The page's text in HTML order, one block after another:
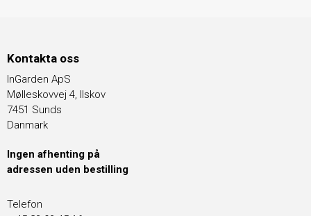
Kontakta oss
InGarden ApS
Mølleskovvej 4, Ilskov
7451 Sunds
Danmark
Ingen afhenting på
adressen uden bestilling
Telefon